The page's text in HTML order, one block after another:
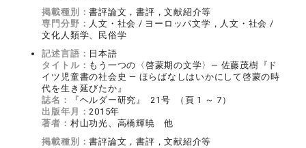
掲載種別：書評論文，書評，文献紹介等
専門分野： 人文・社会 / ヨーロッパ文学，人文・社会 /
文化人類学、民俗学
記述言語： 日本語
タイトル： もう一つの〈啓蒙期の文学〉― 佐藤茂樹『ド
イツ児童書の社会史 ― ほらばなしはいかにして啓蒙の時
代を生き延びたか』
誌名：
『ヘルダー研究』 21号 （頁 1 ～ 7）
出版年月：2015年
著者： 村山功光、高橋輝暁 他
掲載種別：書評論文，書評，文献紹介等